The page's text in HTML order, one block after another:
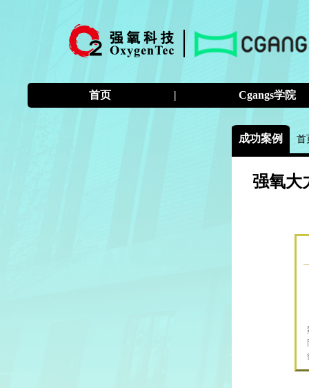
首页 | Cgangs学院
成功案例 首
强氧大